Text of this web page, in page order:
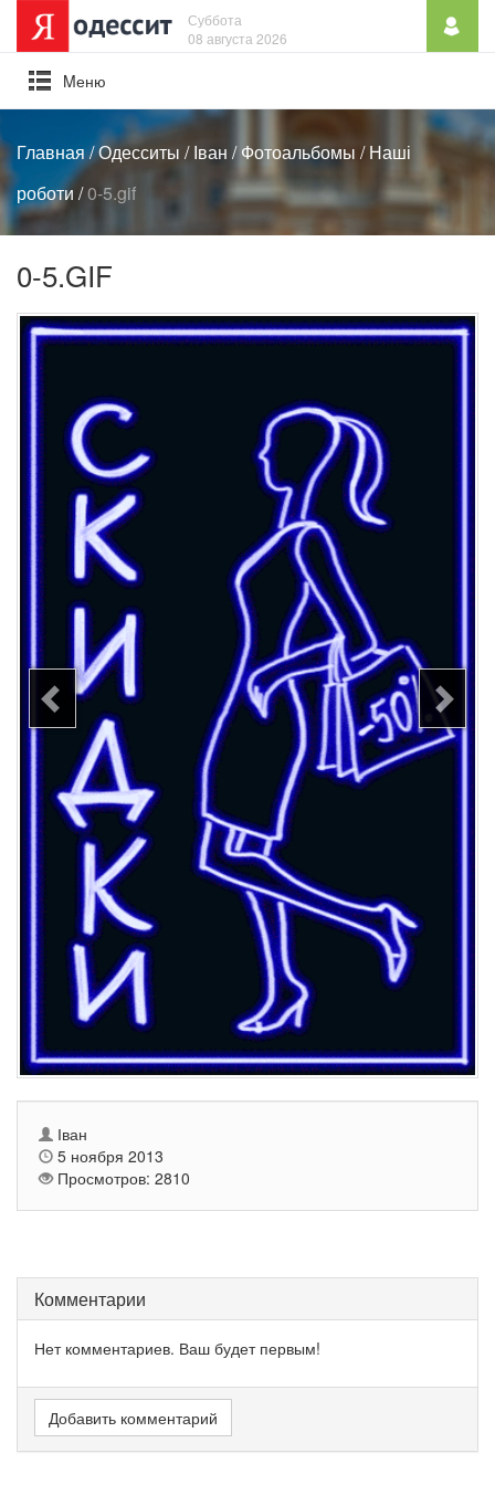
Суббота
08 августа 2026
Mеню
Главная/Одесситы /Іван /Фотоальбомы /Наші
роботи/0-5.gif
0-5.GIF
Іван
5 ноября 2013
Просмотров: 2810
Комментарии
Нет комментариев. Ваш будет первым!
Добавить комментарий